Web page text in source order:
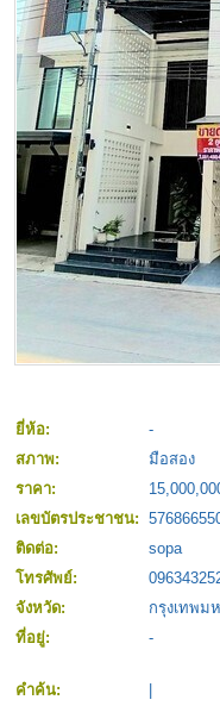
ยี่ห้อ: -
สภาพ:
มือสอง
ราคา:
เลขบัตรประชาชน:
ติดต่อ:
sopa
โทรศัพย์:
จังหวัด:
กรุงเทพม
ที่อยู่:
-
คำค้น: